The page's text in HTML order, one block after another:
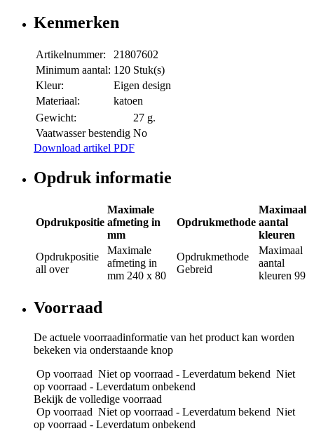
Kenmerken
Artikelnummer:
21807602
Minimum aantal: 120 Stuk(s)
Kleur:
Eigen design
Materiaal:
katoen
Gewicht:
27 g.
Vaatwasser bestendig No
Download artikel PDF
Opdruk informatie
Opdrukpositie
Maximale
afmeting in
mm
Opdrukmethode
Maximaal
aantal
kleuren
Opdrukpositie
all over
Maximale
afmeting in
mm 240 x 80
Opdrukmethode
Gebreid
Maximaal
aantal
kleuren 99
Voorraad
De actuele voorraadinformatie van het product kan worden
bekeken via onderstaande knop
Op voorraad Niet op voorraad - Leverdatum bekend Niet
op voorraad - Leverdatum onbekend
Bekijk de volledige voorraad
Op voorraad Niet op voorraad - Leverdatum bekend Niet
op voorraad - Leverdatum onbekend